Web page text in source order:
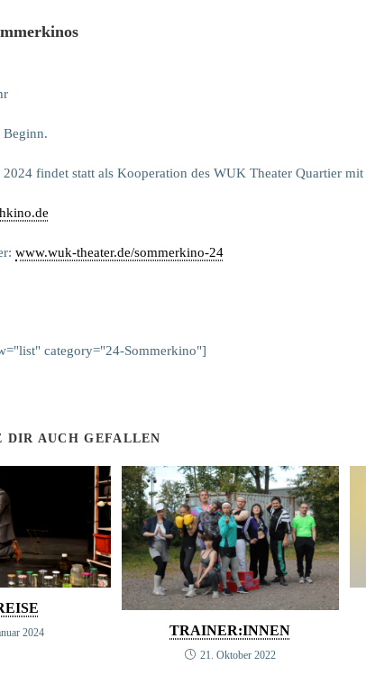
Beginn.
findet statt als Kooperation des WUK Theater Quartier
www.wuk-theater.de/sommerkino-24
category="24-Sommerkino"]
DIR AUCH GEFALLEN
2024 TRAINER:INNEN
21. Oktober 2022